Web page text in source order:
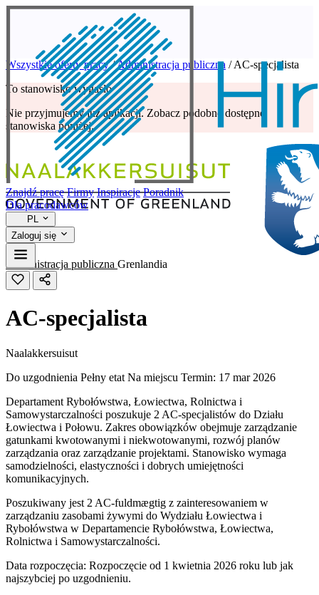
Znajdź pracę Firmy Inspiracje Poradnik
Dla pracodawców
PL
Zaloguj się
Wszystkie oferty pracy /Administracja publiczna / AC-specjalista
To stanowisko wygasło
Nie przyjmujemy już aplikacji. Zobacz podobne dostępne
stanowiska poniżej.
Administracja publiczna Grenlandia
AC-specjalista
Naalakkersuisut
Do uzgodnienia Pełny etat Na miejscu Termin: 17 mar 2026
Departament Rybołówstwa, Łowiectwa, Rolnictwa i
Samowystarczalności poszukuje 2 AC-specjalistów do Działu
Łowiectwa i Połowu. Zakres obowiązków obejmuje zarządzanie
gatunkami kwotowanymi i niekwotowanymi, rozwój planów
zarządzania oraz zarządzanie projektami. Stanowisko wymaga
samodzielności, elastyczności i dobrych umiejętności
komunikacyjnych.
Poszukiwany jest 2 AC-fuldmægtig z zainteresowaniem w
zarządzaniu zasobami żywymi do Wydziału Łowiectwa i
Rybołówstwa w Departamencie Rybołówstwa, Łowiectwa,
Rolnictwa i Samowystarczalności.
Data rozpoczęcia: Rozpoczęcie od 1 kwietnia 2026 roku lub jak
najszybciej po uzgodnieniu.